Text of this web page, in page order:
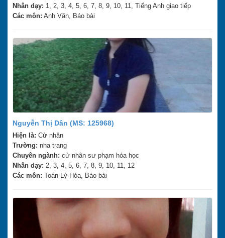
Nhân dạy: 1, 2, 3, 4, 5, 6, 7, 8, 9, 10, 11, Tiếng Anh giao tiếp
Các môn: Anh Văn, Báo bài
Nguyễn Thị Dân (MS: 125968)
Hiện là: Cử nhân
Trường: nha trang
Chuyên ngành: cử nhân sư phạm hóa học
Nhân dạy: 2, 3, 4, 5, 6, 7, 8, 9, 10, 11, 12
Các môn: Toán-Lý-Hóa, Báo bài